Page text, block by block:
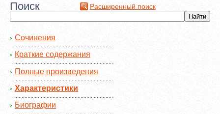
Поиск Расширенный поиск
Сочинения
Краткие содержания
Полные произведения
Характеристики
Биографии